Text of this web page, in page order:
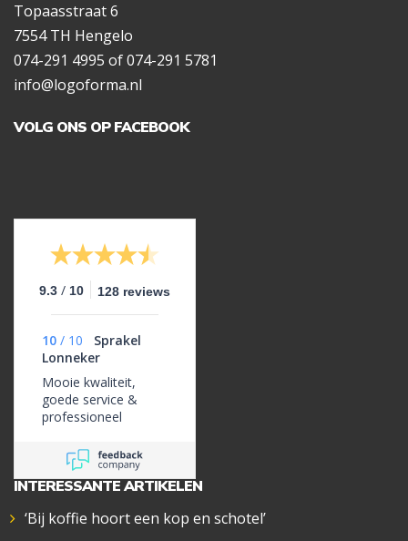
Topaasstraat 6
7554 TH Hengelo
074-291 4995 of 074-291 5781
info@logoforma.nl
VOLG ONS OP FACEBOOK
9.3 / 10 128 reviews
10 / 10
Sprakel
Lonneker
Mooie kwaliteit,
goede service &
professioneel
INTERESSANTE ARTIKELEN
‘Bij koffie hoort een kop en schotel’